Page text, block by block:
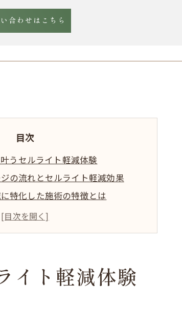
合わせはこちら
目次
うセルライト軽減体験
の流れとセルライト軽減効果
特化した施術の特徴とは
れるリンパマッサージ理由
プローチする施術体験談
りを整える秘訣とは
で巡りを高める日常ケア
相乗効果を引き出す方法
イト軽減体験